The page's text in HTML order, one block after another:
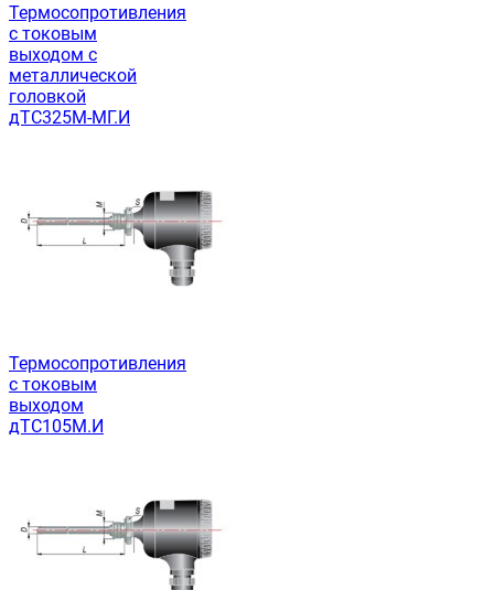
Термосопротивления
с токовым
выходом с
металлической
головкой
дТС325М-МГ.И
Термосопротивления
с токовым
выходом
дТС105М.И